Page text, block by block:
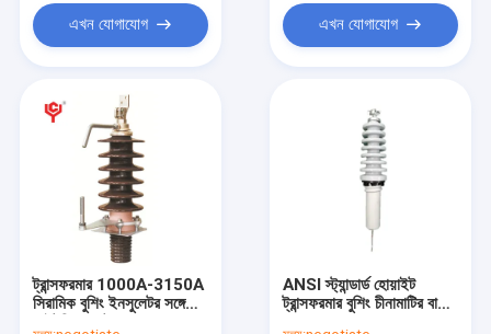
এখন যোগাযোগ এখন যোগাযোগ
ট্রান্সফরমার 1000A-3150A
সিরামিক বুশিং ইনসুলেটর সঙ্গে
ANSI স্ট্যান্ডার্ড হোয়াইট
ট্রান্সফরমার বুশিং চীনামাটির বাসন